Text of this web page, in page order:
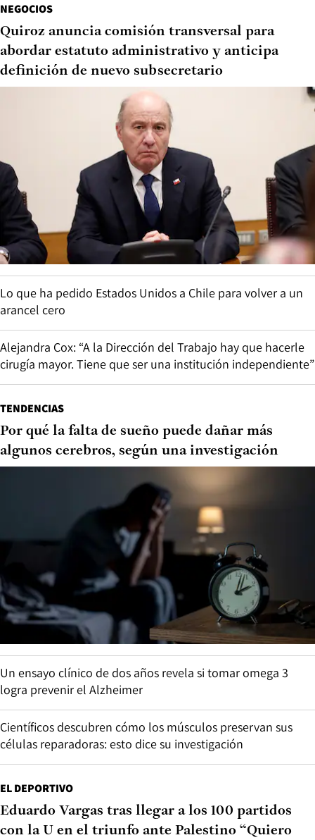
NEGOCIOS
Quiroz anuncia comisión transversal para
abordar estatuto administrativo y anticipa
definición de nuevo subsecretario
Lo que ha pedido Estados Unidos a Chile para volver a un
arancel cero
Alejandra Cox: “A la Dirección del Trabajo hay que hacerle
cirugía mayor. Tiene que ser una institución independiente”
TENDENCIAS
Por qué la falta de sueño puede dañar más
algunos cerebros, según una investigación
Un ensayo clínico de dos años revela si tomar omega 3
logra prevenir el Alzheimer
Científicos descubren cómo los músculos preservan sus
células reparadoras: esto dice su investigación
EL DEPORTIVO
Eduardo Vargas tras llegar a los 100 partidos
con la U en el triunfo ante Palestino “Quiero